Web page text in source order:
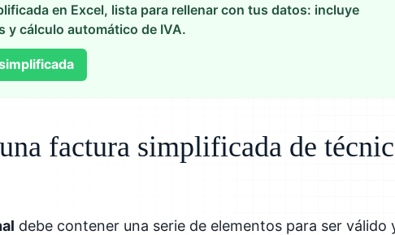
en Excel, lista para rellenar con tus datos: incluye
y cálculo automático de IVA.
factura simplificada de
debe contener una serie de elementos para ser válido